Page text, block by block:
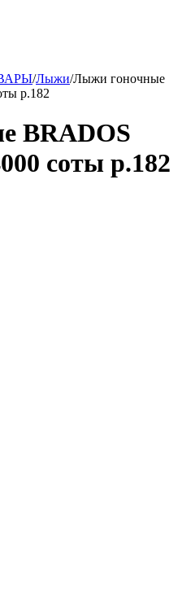
/Лыжи/Лыжи гоночные
р.182
BRADOS
соты р.182